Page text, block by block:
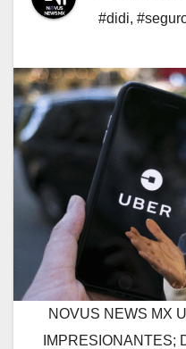
#didi,
NOVUS NEWS MX
IMPRESIONANTES;